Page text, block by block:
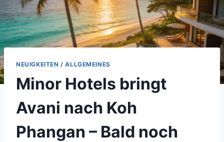
NEUIGKEITEN / ALLGEMEINES
Minor Hotels bringt
Avani nach Koh
Phangan – Bald noch